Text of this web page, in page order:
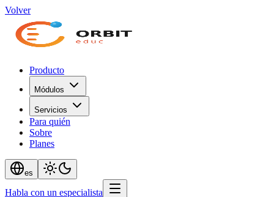
Volver
Producto
Módulos
Servicios
Para quién
Sobre
Planes
es
Habla con un especialista